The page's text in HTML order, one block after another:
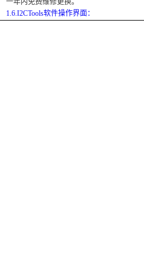
一年内免费维修更换。
1.6.I2CTools软件操作界面：